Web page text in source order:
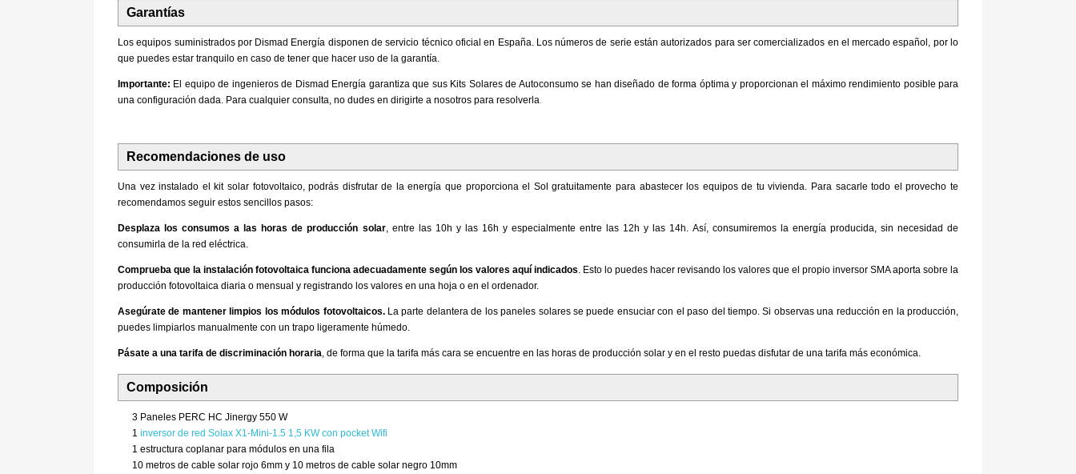
Garantías
Los equipos suministrados por Dismad Energía disponen de servicio técnico oficial en España. Los números de serie están autorizados para ser comercializados en el mercado español, por lo
que puedes estar tranquilo en caso de tener que hacer uso de la garantía.
Importante: El equipo de ingenieros de Dismad Energía garantiza que sus Kits Solares de Autoconsumo se han diseñado de forma óptima y proporcionan el máximo rendimiento posible para
una configuración dada. Para cualquier consulta, no dudes en dirigirte a nosotros para resolverla.
Recomendaciones de uso
Una vez instalado el kit solar fotovoltaico, podrás disfrutar de la energía que proporciona el Sol gratuitamente para abastecer los equipos de tu vivienda. Para sacarle todo el provecho te
recomendamos seguir estos sencillos pasos:
Desplaza los consumos a las horas de producción solar, entre las 10h y las 16h y especialmente entre las 12h y las 14h. Así, consumiremos la energía producida, sin necesidad de
consumirla de la red eléctrica.
Comprueba que la instalación fotovoltaica funciona adecuadamente según los valores aquí indicados. Esto lo puedes hacer revisando los valores que el propio inversor SMA aporta sobre la
producción fotovoltaica diaria o mensual y registrando los valores en una hoja o en el ordenador.
Asegúrate de mantener limpios los módulos fotovoltaicos.La parte delantera de los paneles solares se puede ensuciar con el paso del tiempo. Si observas una reducción en la producción,
puedes limpiarlos manualmente con un trapo ligeramente húmedo.
Pásate a una tarifa de discriminación horaria, de forma que la tarifa más cara se encuentre en las horas de producción solar y en el resto puedas disfutar de una tarifa más económica.
Composición
3 Paneles PERC HC Jinergy 550 W
1 inversor de red Solax X1-Mini-1.5 1,5 KW con pocket Wifi
1 estructura coplanar para módulos en una fila
10 metros de cable solar rojo 6mm y 10 metros de cable solar negro 10mm